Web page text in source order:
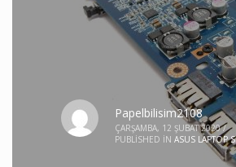
Papelbilisim2108
ÇARŞAMBA, 12 ŞUBAT 2020 /
PUBLISHED IN ASUS LAPTOP